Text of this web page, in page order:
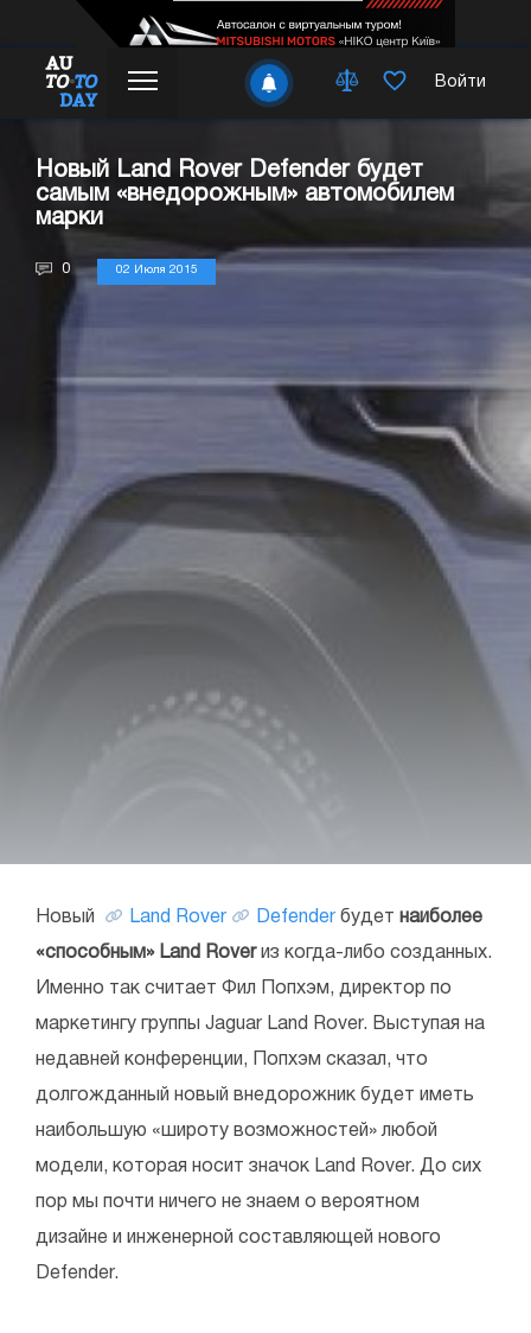
Войти
Новый Land Rover Defender будет
самым «внедорожным» автомобилем
марки
0 02 Июля 2015
Новый Land Rover Defender будет наиболее
«способным» Land Roverиз когда-либо созданных.
Именно так считает Фил Попхэм, директор по
маркетингу группы Jaguar Land Rover. Выступая на
недавней конференции, Попхэм сказал, что
долгожданный новый внедорожник будет иметь
наибольшую «широту возможностей» любой
модели, которая носит значок Land Rover. До сих
пор мы почти ничего не знаем о вероятном
дизайне и инженерной составляющей нового
Defender.